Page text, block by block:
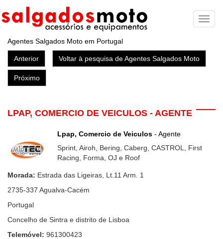
Agentes Salgados Moto em Portugal
Anterior Voltar à pesquisa de Agentes Salgados Moto
Próximo
LPAP, COMERCIO DE VEICULOS - AGENTE
Lpap, Comercio de Veiculos - Agente
Sprint, Airoh, Bering, Caberg, CASTROL, First
Racing, Forma, OJ e Roof
Morada: Estrada das Ligeiras, Lt.11 Arm. 1
2735-337 Agualva-Cacém
Portugal
Concelho de Sintra e distrito de Lisboa
Telemóvel: 961300423